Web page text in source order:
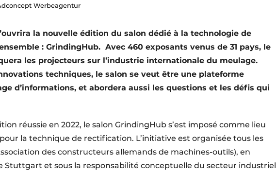
Werbeagentur
la nouvelle édition du salon dédié à la technologie de
: GrindingHub. Avec 460 exposants venus de 31 pays, le
les projecteurs sur l’industrie internationale du meulage.
techniques, le salon se veut être une plateforme
d’informations, et abordera aussi les questions et les défis qui
réussie en 2022, le salon GrindingHub s’est imposé comme lieu
la technique de rectification. L’initiative est organisée tous les
des constructeurs allemands de machines-outils), en
Stuttgart et sous la responsabilité conceptuelle du secteur industriel